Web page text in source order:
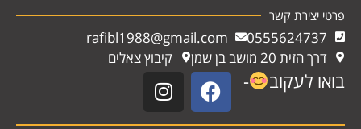
פרטי יצירת קשר
0555624737
rafibl1988@gmail.com
דרך הזית 20 מושב בן שמן
קיבוץ צאלים
בואו לעקוב -